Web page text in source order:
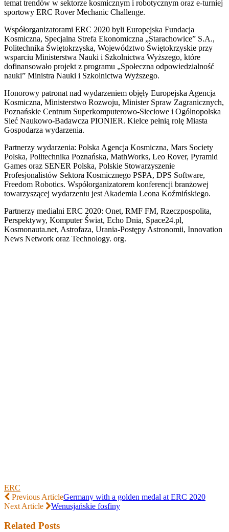
temat trendów w sektorze kosmicznym i robotycznym oraz e-turniej
sportowy ERC Rover Mechanic Challenge.
Współorganizatorami ERC 2020 byli Europejska Fundacja
Kosmiczna, Specjalna Strefa Ekonomiczna „Starachowice” S.A.,
Politechnika Świętokrzyska, Województwo Świętokrzyskie przy
wsparciu Ministerstwa Nauki i Szkolnictwa Wyższego, które
dofinansowało projekt z programu „Społeczna odpowiedzialność
nauki” Ministra Nauki i Szkolnictwa Wyższego.
Honorowy patronat nad wydarzeniem objęły Europejska Agencja
Kosmiczna, Ministerstwo Rozwoju, Minister Spraw Zagranicznych,
Poznańskie Centrum Superkomputerowo-Sieciowe i Ogólnopolska
Sieć Naukowo-Badawcza PIONIER. Kielce pełnią rolę Miasta
Gospodarza wydarzenia.
Partnerzy wydarzenia: Polska Agencja Kosmiczna, Mars Society
Polska, Politechnika Poznańska, MathWorks, Leo Rover, Pyramid
Games oraz SENER Polska, Polskie Stowarzyszenie
Profesjonalistów Sektora Kosmicznego PSPA, DPS Software,
Freedom Robotics. Współorganizatorem konferencji branżowej
towarzyszącej wydarzeniu jest Akademia Leona Koźmińskiego.
Partnerzy medialni ERC 2020: Onet, RMF FM, Rzeczpospolita,
Perspektywy, Komputer Świat, Echo Dnia, Space24.pl,
Kosmonauta.net, Astrofaza, Urania-Postępy Astronomii, Innovation
News Network oraz Technology. org.
ERC
Previous ArticleGermany with a golden medal at ERC 2020
Next Article
Wenusjańskie fosfiny
Related Posts